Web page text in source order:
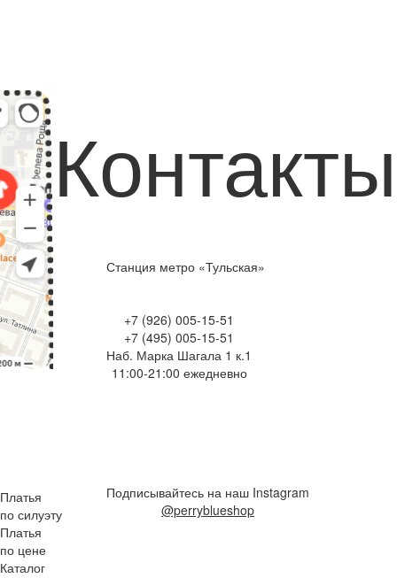
Контакты
Станция метро «Тульская»
+7 (926) 005-15-51
+7 (495) 005-15-51
Наб. Марка Шагала 1 к.1
11:00-21:00 ежедневно
Подписывайтесь на наш Instagram
@perryblueshop
Платья
по силуэту
Платья
по цене
Каталог